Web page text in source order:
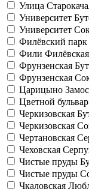
Улица
Университет
Университет
Филёвский парк
Фили Филёвская
Фрунзенская
Фрунзенская
Царицыно
Цветной бульвар
Черкизовская
Черкизовская
Чертановская
Чеховская
Чистые пруды
Чистые пруды
Чкаловская